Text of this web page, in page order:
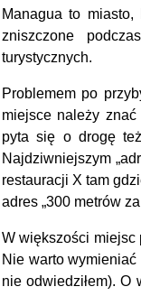
Managua to
zniszczone
turystycznych.
Problemem po
miejsce należy
pyta się o drogę
Najdziwniejszym
restauracji X tam
adres „300 metrów
W większości miejsc
Nie warto
nie odwiedziłem). O